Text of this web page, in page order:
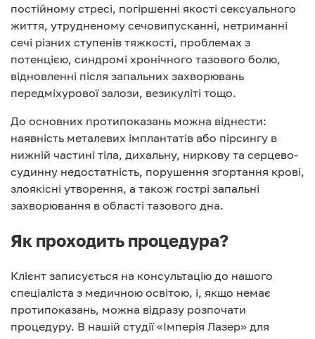
постійному стресі, погіршенні якості сексуального
життя, утрудненому сечовипусканні, нетриманні
сечі різних ступенів тяжкості, проблемах з
потенцією, синдромі хронічного тазового болю,
відновленні після запальних захворювань
передміхурової залози, везикуліті тощо.
До основних протипоказань можна віднести:
наявність металевих імплантатів або пірсингу в
нижній частині тіла, дихальну, ниркову та серцево-
судинну недостатність, порушення згортання крові,
злоякісні утворення, а також гострі запальні
захворювання в області тазового дна.
Як проходить процедура?
Клієнт записується на консультацію до нашого
спеціаліста з медичною освітою, і, якщо немає
протипоказань, можна відразу розпочати
процедуру. В нашій студії «Імперія Лазер» для